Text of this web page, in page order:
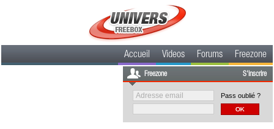
Accueil Videos Forums Freezone
Freezone S'inscrire
Pass oublié ?